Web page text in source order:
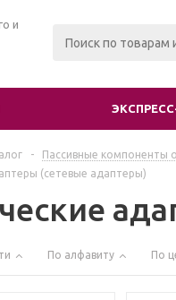
и
- Пассивные компоненты
(сетевые адаптеры)
По алфавиту По